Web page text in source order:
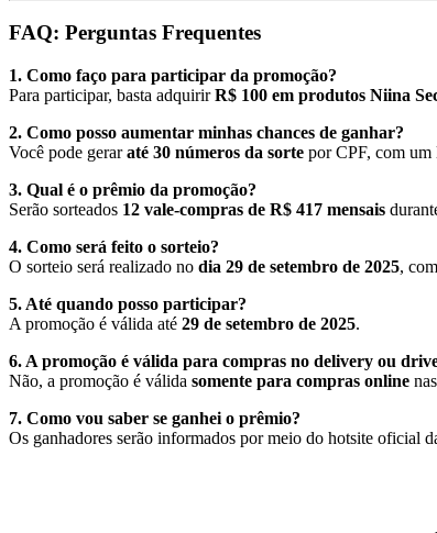
FAQ: Perguntas Frequentes
1. Como faço para participar da promoção?
Para participar, basta adquirirR$ 100 em produtos Niina
2. Como posso aumentar minhas chances de ganhar?
Você pode geraraté 30 números da sorte por CPF, com
3. Qual é o prêmio da promoção?
Serão sorteados 12 vale-compras de R$ 417 mensais
4. Como será feito o sorteio?
O sorteio será realizado no dia 29 de setembro de 2025,
5. Até quando posso participar?
A promoção é válida até 29 de setembro de 2025.
6. A promoção é válida para compras no delivery ou
Não, a promoção é válida somente para compras online
7. Como vou saber se ganhei o prêmio?
Os ganhadores serão informados por meio do hotsite oficial